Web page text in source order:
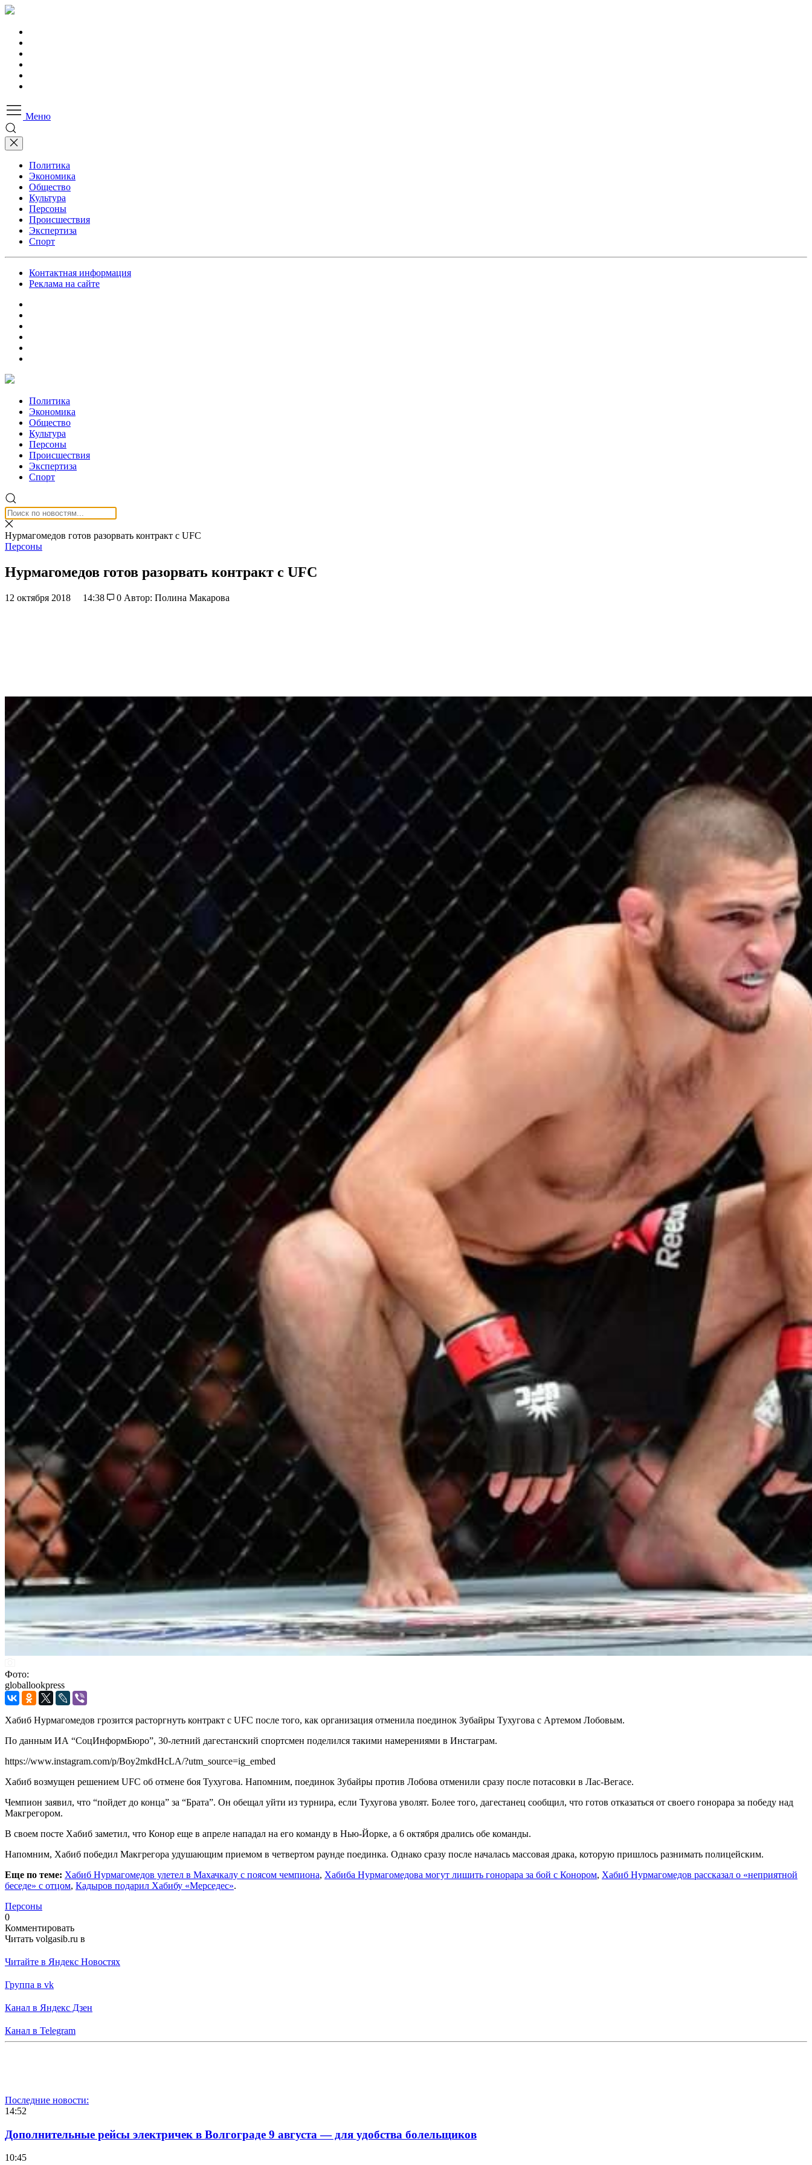
Меню
Политика
Экономика
Общество
Культура
Персоны
Происшествия
Экспертиза
Спорт
Контактная информация
Реклама на сайте
Политика
Экономика
Общество
Культура
Персоны
Происшествия
Экспертиза
Спорт
Нурмагомедов готов разорвать контракт с UFC
Персоны
Нурмагомедов готов разорвать контракт с UFC
12 октября 2018 14:38 0 Автор: Полина Макарова
Фото:
globallookpress
Хабиб Нурмагомедов грозится расторгнуть контракт с UFC после того, как организация отменила поединок Зубайры Тухугова с Артемом Лобовым.
По данным ИА “СоцИнформБюро”, 30-летний дагестанский спортсмен поделился такими намерениями в Инстаграм.
https://www.instagram.com/p/Boy2mkdHcLA/?utm_source=ig_embed
Хабиб возмущен решением UFC об отмене боя Тухугова. Напомним, поединок Зубайры против Лобова отменили сразу после потасовки в Лас-Вегасе.
Чемпион заявил, что “пойдет до конца” за “Брата”. Он обещал уйти из турнира, если Тухугова уволят. Более того, дагестанец сообщил, что готов отказаться от своего гонорара за победу над
Макгрегором.
В своем посте Хабиб заметил, что Конор еще в апреле нападал на его команду в Нью-Йорке, а 6 октября дрались обе команды.
Напомним, Хабиб победил Макгрегора удушающим приемом в четвертом раунде поединка. Однако сразу после началась массовая драка, которую пришлось разнимать полицейским.
Еще по теме: Хабиб Нурмагомедов улетел в Махачкалу с поясом чемпиона, Хабиба Нурмагомедова могут лишить гонорара за бой с Конором, Хабиб Нурмагомедов рассказал о «неприятной
беседе» с отцом, Кадыров подарил Хабибу «Мерседес».
Персоны
0
Комментировать
Читать volgasib.ru в
Читайте в Яндекс Новостях
Группа в vk
Канал в Яндекс Дзен
Канал в Telegram
Последние новости:
14:52
Дополнительные рейсы электричек в Волгограде 9 августа — для удобства болельщиков
10:45